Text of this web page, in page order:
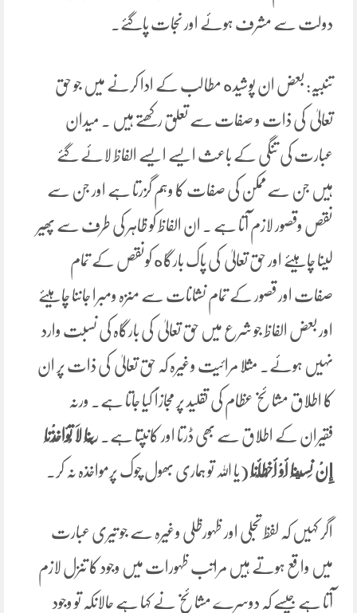
دولت سے مشرف ہوئے اور نجات پاگئے۔
تنبیہ: بعض ان پوشیده مطالب کے ادا کرنے میں جو حق
تعالیٰ کی ذات و صفات سے تعلق رکھتے ہیں ۔ میدان
عبارت کی تنگی کے باعث ایسے ایسے الفاظ لائے گئے
ہیں جن سےممکن کی صفات کا وہم گزرتا ہے اور جن سے
نقص وقصور لازم آتا ہے ۔ ان الفاظ کو ظاہر کی طرف سے پھیر
لینا چاہیئے اور حق تعالیٰ کی پاک بارگاه کونقص کے تمام
صفات اور قصور کے تمام نشانات سے منزہ ومبرا جاننا چاہیئے
اور بعض الفاظ جو شرع میں حق تعالیٰ کی بارگاہ کی نسبت وارد
نہیں ہوئے۔ مثلا مرائیت وغیرہ کہ حق تعالیٰ کی ذات پر ان
کا اطلاق مشائخ عظام کی تقلید پر مجازاً کیا جاتا ہے۔ ورنہ
فقیران کے اطلاق سے بھی ڈرتا اور کانپتا ہے۔ رَبَّنَا لَا تُؤَاخِذْنَا
إِنْ نَسِينَا أَوْ أَخْطَأْنَا (یا اللہ تو ہماری بھول چوک پرمواخذہ نہ کر۔
اگر کہیں کہ لفظ تجلی اور ظہورظلی وغیرہ سے جو تیری عبارت
میں واقع ہوتے ہیں مراتب ظہورات میں وجود کا تنزل لازم
آتا ہے جیسے کہ دوسرے مشائخ نے کہا ہے حالانکہ تو وجود